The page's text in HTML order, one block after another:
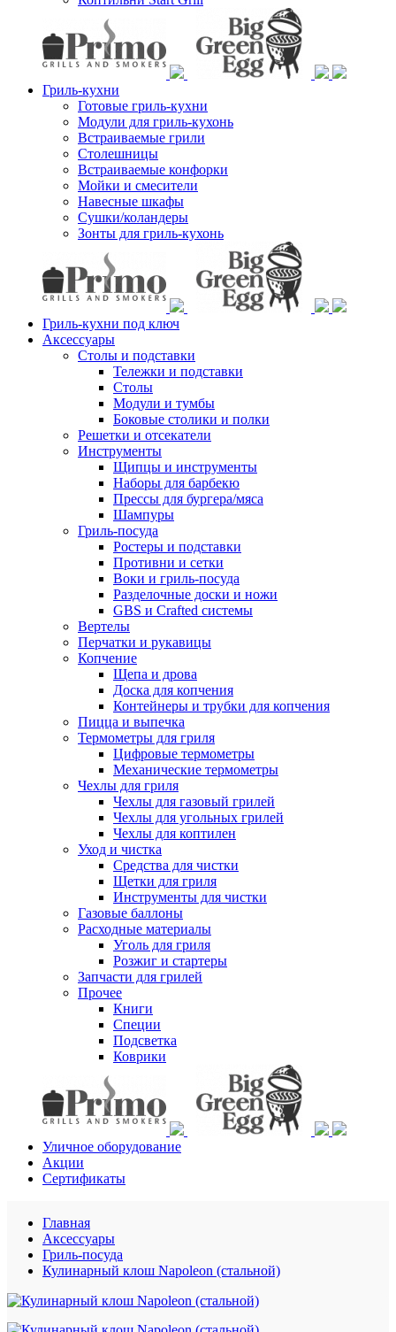
Гриль-кухни
Готовые гриль-кухни
Модули для гриль-кухонь
Встраиваемые грили
Столешницы
Встраиваемые конфорки
Мойки и смесители
Навесные шкафы
Сушки/коландеры
Зонты для гриль-кухонь
Гриль-кухни под ключ
Аксессуары
Столы и подставки
Тележки и подставки
Столы
Модули и тумбы
Боковые столики и полки
Решетки и отсекатели
Инструменты
Щипцы и инструменты
Наборы для барбекю
Прессы для бургера/мяса
Шампуры
Гриль-посуда
Ростеры и подставки
Противни и сетки
Воки и гриль-посуда
Разделочные доски и ножи
GBS и Crafted системы
Вертелы
Перчатки и рукавицы
Копчение
Щепа и дрова
Доска для копчения
Контейнеры и трубки для копчения
Пицца и выпечка
Термометры для гриля
Цифровые термометры
Механические термометры
Чехлы для гриля
Чехлы для газовый грилей
Чехлы для угольных грилей
Чехлы для коптилен
Уход и чистка
Средства для чистки
Щетки для гриля
Инструменты для чистки
Газовые баллоны
Расходные материалы
Уголь для гриля
Розжиг и стартеры
Запчасти для грилей
Прочее
Книги
Специи
Подсветка
Коврики
Уличное оборудование
Акции
Сертификаты
Главная
Аксессуары
Гриль-посуда
Кулинарный клош Napoleon (стальной)